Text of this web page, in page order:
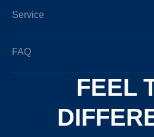
Service
FAQ
FEEL